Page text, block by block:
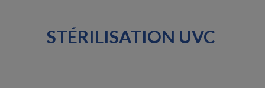
STÉRILISATION UVC